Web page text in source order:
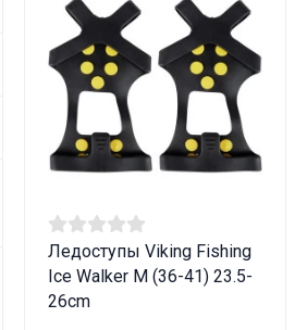
Ледоступы Viking Fishing
Ice Walker M (36-41) 23.5-
26cm